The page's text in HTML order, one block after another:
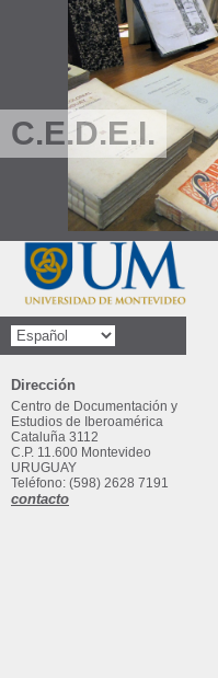
C.E.D.E.I.
Dirección
Centro de Documentación y
Estudios de Iberoamérica
Cataluña 3112
C.P. 11.600 Montevideo
URUGUAY
Teléfono: (598) 2628 7191
contacto